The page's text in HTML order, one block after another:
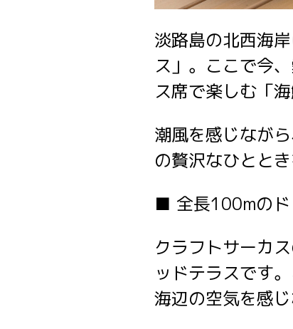
淡路島の北西海
ス」。ここで今
ス席で楽しむ「
潮風を感じなが
の贅沢なひとと
■ 全長100mのド
クラフトサーカ
ッドテラスです
海辺の空気を感